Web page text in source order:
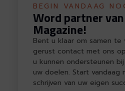
BEGIN VANDAAG
Word partner
Magazine!
Bent u klaar om samen te
gerust contact met ons
u kunnen ondersteunen
uw doelen. Start vandaag
schrijven van uw eigen